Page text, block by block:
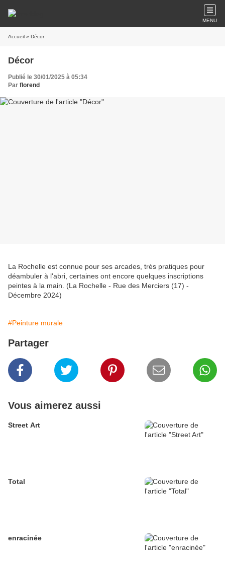
MENU
Accueil » Décor
Décor
Publié le 30/01/2025 à 05:34
Par florend
La Rochelle est connue pour ses arcades, très pratiques pour
déambuler à l'abri, certaines ont encore quelques inscriptions
peintes à la main. (La Rochelle - Rue des Merciers (17) -
Décembre 2024)
#Peinture murale
Partager
Vous aimerez aussi
Street Art
Total
enracinée